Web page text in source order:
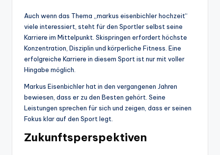
Auch wenn das Thema „markus eisenbichler hochzeit“
viele interessiert, steht für den Sportler selbst seine
Karriere im Mittelpunkt. Skispringen erfordert höchste
Konzentration, Disziplin und körperliche Fitness. Eine
erfolgreiche Karriere in diesem Sport ist nur mit voller
Hingabe möglich.
Markus Eisenbichler hat in den vergangenen Jahren
bewiesen, dass er zu den Besten gehört. Seine
Leistungen sprechen für sich und zeigen, dass er seinen
Fokus klar auf den Sport legt.
Zukunftsperspektiven